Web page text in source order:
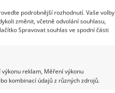
podrobnější rozhodnutí. Vaše volby
změnit, včetně odvolání souhlasu,
Spravovat souhlas ve spodní části
reklam, Měření výkonu
kombinací údajů z různých zdrojů.